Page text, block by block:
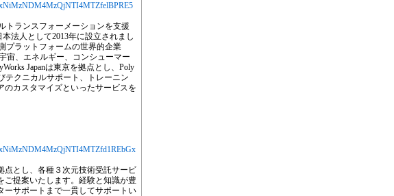
トランスフォーメーションを支援
法人として2013年に設立されまし
プラットフォームの世界的企業
宙、エネルギー、コンシューマー
Japanは東京を拠点とし、Poly
テクニカルサポート、トレーニン
のカスタマイズといったサービスを
点とし、各種３次元技術受託サービ
ご提案いたします。経験と知識が豊
ーサポートまで一貫してサポートい